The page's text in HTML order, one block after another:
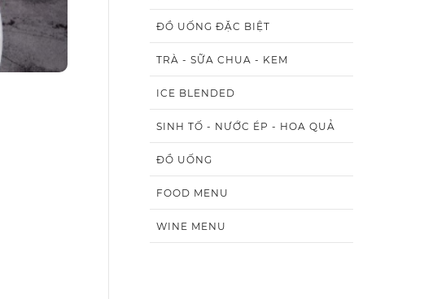
ĐỒ UỐNG ĐẶC BIỆT
TRÀ - SỮA CHUA - KEM
ICE BLENDED
SINH TỐ - NƯỚC ÉP - HOA QUẢ
ĐỒ UỐNG
FOOD MENU
WINE MENU